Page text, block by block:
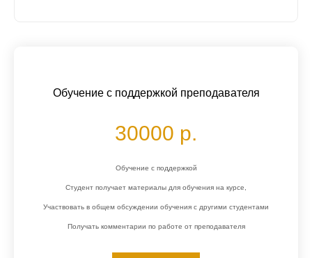
Обучение с поддержкой преподавателя
30000 р.
Обучение с поддержкой
Студент получает материалы для обучения на курсе,
Участвовать в общем обсуждении обучения с другими студентами
Получать комментарии по работе от преподавателя